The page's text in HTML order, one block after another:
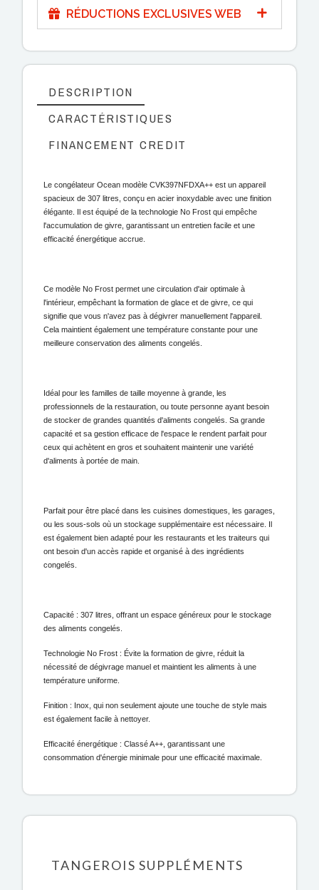
RÉDUCTIONS EXCLUSIVES WEB
DESCRIPTION
CARACTÉRISTIQUES
FINANCEMENT CREDIT
Le congélateur Ocean modèle CVK397NFDXA++ est un appareil
spacieux de 307 litres, conçu en acier inoxydable avec une finition
élégante. Il est équipé de la technologie No Frost qui empêche
l'accumulation de givre, garantissant un entretien facile et une
efficacité énergétique accrue.
Ce modèle No Frost permet une circulation d'air optimale à
l'intérieur, empêchant la formation de glace et de givre, ce qui
signifie que vous n'avez pas à dégivrer manuellement l'appareil.
Cela maintient également une température constante pour une
meilleure conservation des aliments congelés.
Idéal pour les familles de taille moyenne à grande, les
professionnels de la restauration, ou toute personne ayant besoin
de stocker de grandes quantités d'aliments congelés. Sa grande
capacité et sa gestion efficace de l'espace le rendent parfait pour
ceux qui achètent en gros et souhaitent maintenir une variété
d'aliments à portée de main.
Parfait pour être placé dans les cuisines domestiques, les garages,
ou les sous-sols où un stockage supplémentaire est nécessaire. Il
est également bien adapté pour les restaurants et les traiteurs qui
ont besoin d'un accès rapide et organisé à des ingrédients
congelés.
Capacité : 307 litres, offrant un espace généreux pour le stockage
des aliments congelés.
Technologie No Frost : Évite la formation de givre, réduit la
nécessité de dégivrage manuel et maintient les aliments à une
température uniforme.
Finition : Inox, qui non seulement ajoute une touche de style mais
est également facile à nettoyer.
Efficacité énergétique : Classé A++, garantissant une
consommation d'énergie minimale pour une efficacité maximale.
TANGEROIS SUPPLÉMENTS